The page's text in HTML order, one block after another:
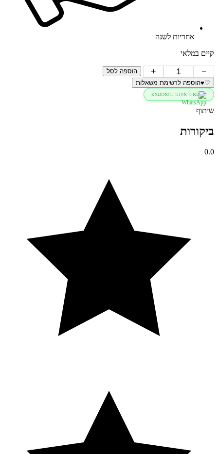
אחריות לשנה
קיים במלאי
−
כמות
של
עגילים
טיפה
מואסנייט
תלויים
זהב
+
הוספה לסל
♡
♥הוספה לרשימת משאלות
שאלו אותנו בוואטסאפ
שיתוף
ביקורות
0.0